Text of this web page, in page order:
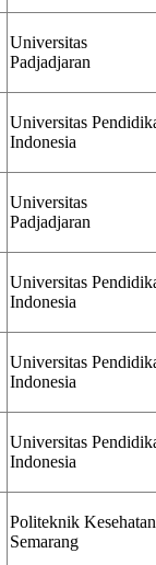
Universitas
Padjadjaran
Universitas
Indonesia
Universitas
Padjadjaran
Universitas
Indonesia
Universitas
Indonesia
Universitas
Indonesia
Politeknik Kesehatan
Semarang